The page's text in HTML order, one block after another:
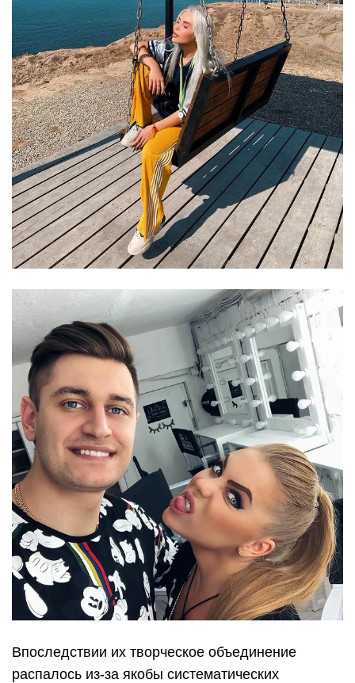
Впоследствии их творческое объединение
распалось из-за якобы систематических